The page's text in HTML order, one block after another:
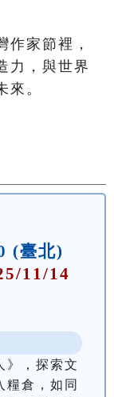
作家節裡，
力，與世界
來。
(臺北)
11/14
》，探索文
糧倉，如同